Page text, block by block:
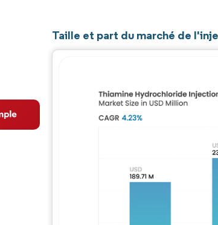
Taille et part du marché de
Image